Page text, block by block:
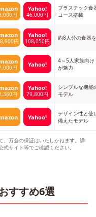
円
Yahoo!
46,000円
プラスチック食
コース搭載
円
Yahoo!
108,050円 約8人分の食器
円 Yahoo!
4～5人家族向
が魅力
円
Yahoo!
79,800円
シンプルな機能
モデル
Yahoo!
デザイン性と使
備えたモデル
、万全の保証はいたしかねます。詳
サイト等でご確認ください。
すすめ6選